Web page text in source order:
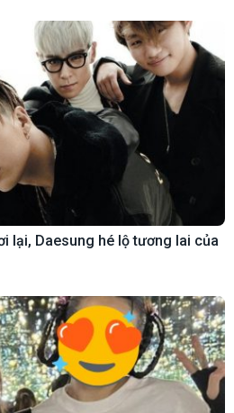
lại, Daesung hé lộ tương lai của